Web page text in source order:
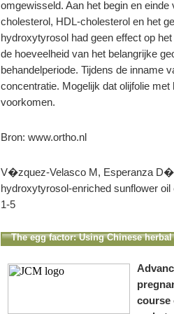
omgewisseld. Aan het begin en
cholesterol, HDL-cholesterol en het
hydroxytyrosol had geen effect op
de hoeveelheid van het belangrijke
behandelperiode. Tijdens de inname
concentratie. Mogelijk dat olijfolie
voorkomen.
Bron: www.ortho.nl
V�zquez-Velasco M, Esperanza
hydroxytyrosol-enriched sunflower
1-5
The egg factor: Using Chinese
woman
course